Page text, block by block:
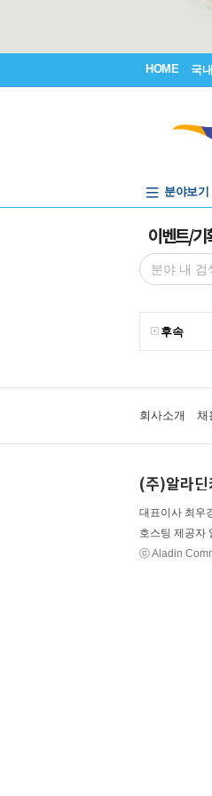
HOME 국
분야보기
이벤트/기
후속
회사소개 채
(주)알라
대표이사 최우
호스팅 제공자
ⓒ Aladin